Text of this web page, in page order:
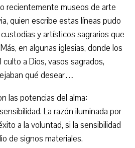
recientemente museos de arte
quien escribe estas líneas pudo
y artísticos sagrarios que
en algunas iglesias, donde los
a Dios, vasos sagrados,
qué desear…
las potencias del alma:
La razón iluminada por
a la voluntad, si la sensibilidad
de signos materiales.